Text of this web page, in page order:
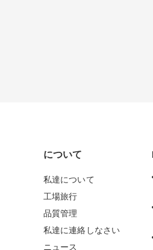
について
私達について
工場旅行
品質管理
私達に連絡しなさい
ニュース